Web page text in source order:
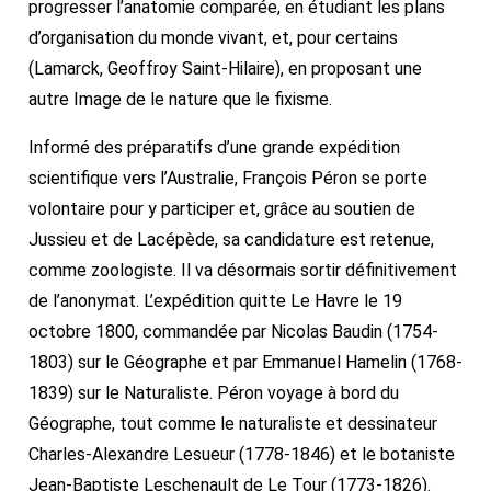
progresser l’anatomie comparée, en étudiant les plans
d’organisation du monde vivant, et, pour certains
(Lamarck, Geoffroy Saint-Hilaire), en proposant une
autre Image de le nature que le fixisme.
Informé des préparatifs d’une grande expédition
scientifique vers l’Australie, François Péron se porte
volontaire pour y participer et, grâce au soutien de
Jussieu et de Lacépède, sa candidature est retenue,
comme zoologiste. Il va désormais sortir définitivement
de l’anonymat. L’expédition quitte Le Havre le 19
octobre 1800, commandée par Nicolas Baudin (1754-
1803) sur le Géographe et par Emmanuel Hamelin (1768-
1839) sur le Naturaliste. Péron voyage à bord du
Géographe, tout comme le naturaliste et dessinateur
Charles-Alexandre Lesueur (1778-1846) et le botaniste
Jean-Baptiste Leschenault de Le Tour (1773-1826).